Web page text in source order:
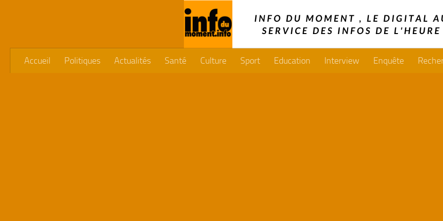
Accueil Politiques Actualités Santé Culture Sport Education Interview Enquête